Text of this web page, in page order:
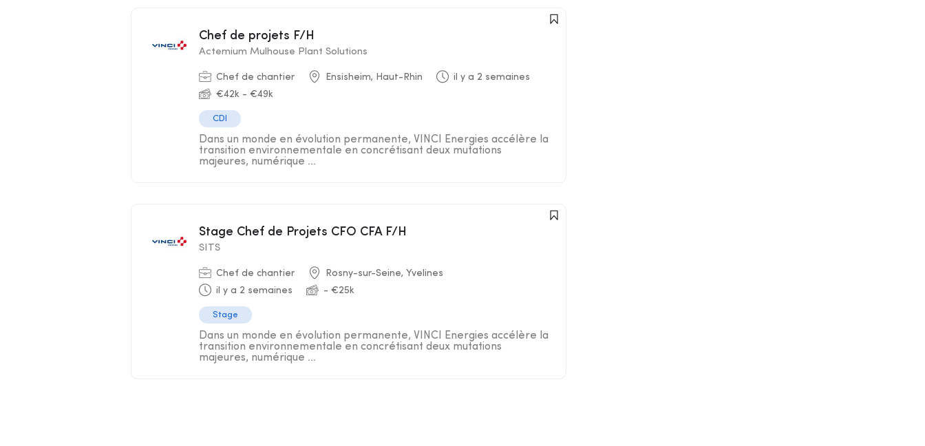
Chef de projets F/H
Actemium Mulhouse Plant Solutions
Chef de chantier Ensisheim, Haut-Rhin
il y a 2 semaines
€42k - €49k
CDI
Dans un monde en évolution permanente, VINCI Energies accélère la
transition environnementale en concrétisant deux mutations
majeures, numérique ...
Stage Chef de Projets CFO CFA F/H
SITS
Chef de chantier
Rosny-sur-Seine, Yvelines
il y a 2 semaines
- €25k
Stage
Dans un monde en évolution permanente, VINCI Energies accélère la
transition environnementale en concrétisant deux mutations
majeures, numérique ...